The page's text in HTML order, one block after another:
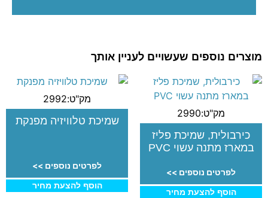
מוצרים נוספים שעשויים לעניין אותך
מק"ט:2990
כירבולית, שמיכת פליז
במארז מתנה עשוי PVC
לפרטים נוספים >>
הוסף להצעת מחיר
מק"ט:2992
שמיכת טלוויזיה מפנקת
לפרטים נוספים >>
הוסף להצעת מחיר